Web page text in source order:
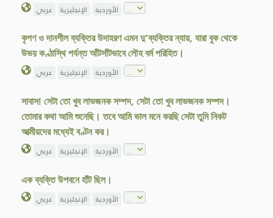
عربي الإنجليزية الأوردية
কৃপণ ও দানশীল ব্যক্তির উদাহরণ এমন দু’ব্যক্তির ন্যায়, যারা বুক থেকে
উভয় কণ্ঠাস্থি পর্যন্ত আঁটসাঁটভাবে লৌহ বর্ম পরিহিত।
عربي الإنجليزية الأوردية
সাবাস! সেটা তো খুব লাভজনক সম্পদ, সেটা তো খুব লাভজনক সম্পদ।
তোমার কথা আমি শুনেছি। তবে আমি ভাল মনে করছি সেটা তুমি নিকট
আত্মীয়দের মধ্যেই বণ্টন কর।
عربي الإنجليزية الأوردية
এক ব্যক্তি উপবনে হাঁট ছিল।
عربي الإنجليزية الأوردية